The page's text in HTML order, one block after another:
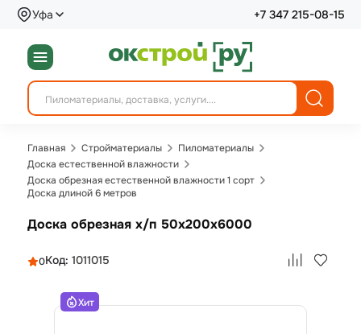
Уфа +7 347 215-08-15
Главная Стройматериалы
Пиломатериалы
Доска естественной влажности
Доска обрезная естественной влажности 1 сорт
Доска длиной 6 метров
Доска обрезная х/п 50х200х6000
0Код: 1011015
Хит